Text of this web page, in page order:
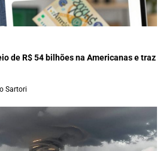
de R$ 54 bilhões na Americanas e traz
Sartori